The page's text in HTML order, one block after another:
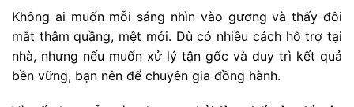
Không ai muốn mỗi sáng nhìn vào gương và thấy đôi
mắt thâm quầng, mệt mỏi. Dù có nhiều cách hỗ trợ tại
nhà, nhưng nếu muốn xử lý tận gốc và duy trì kết quả
bền vững, bạn nên để chuyên gia đồng hành.